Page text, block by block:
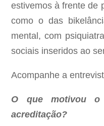
estivemos à frente de
como o das
mental, com
sociais inseridos ao
Acompanhe a
O que motivou o
acreditação?